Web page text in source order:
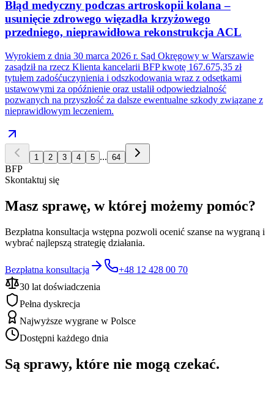
Błąd medyczny podczas artroskopii kolana –
usunięcie zdrowego więzadła krzyżowego
przedniego, nieprawidłowa rekonstrukcja ACL
Wyrokiem z dnia 30 marca 2026 r. Sąd Okręgowy w Warszawie
zasądził na rzecz Klienta kancelarii BFP kwotę 167.675,35 zł
tytułem zadośćuczynienia i odszkodowania wraz z odsetkami
ustawowymi za opóźnienie oraz ustalił odpowiedzialność
pozwanych na przyszłość za dalsze ewentualne szkody związane z
nieprawidłowym leczeniem.
1 2 3 4 5 ... 64
BFP
Skontaktuj się
Masz sprawę, w której możemy pomóc?
Bezpłatna konsultacja wstępna pozwoli ocenić szanse na wygraną i
wybrać najlepszą strategię działania.
Bezpłatna konsultacja
+48 12 428 00 70
30 lat doświadczenia
Pełna dyskrecja
Najwyższe wygrane w Polsce
Dostępni każdego dnia
Są sprawy, które nie mogą czekać.